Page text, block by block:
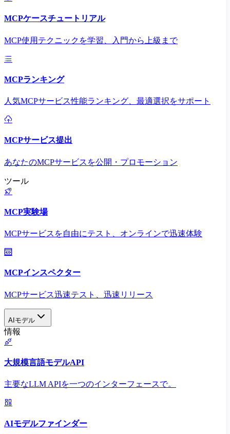
MCPケースチュートリアル
MCP使用テクニックを学習、入門から上級まで
MCPランキング
人気MCPサービス性能ランキング、最適選択をサポート
MCPサービス提出
あなたのMCPサービスを公開・プロモーション
ツール
MCP実験場
MCPサービスを自由にテスト、オンラインで迅速体験
MCPインスペクター
MCPサービス迅速テスト、迅速リリース
AIモデル
情報
大規模言語モデルAPI
主要なLLM APIを一つのインターフェースで。
AIモデルファインダー